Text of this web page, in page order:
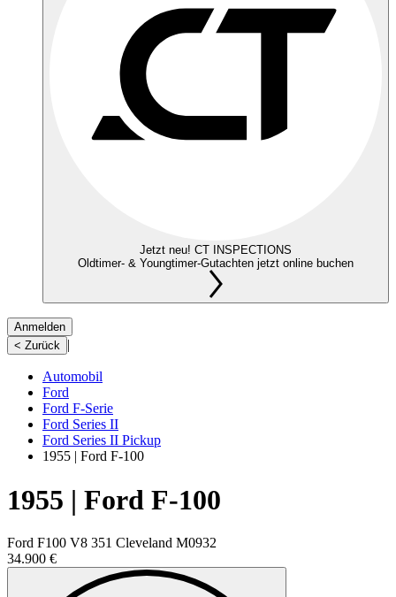
Jetzt neu! CT INSPECTIONS
Oldtimer- & Youngtimer-Gutachten jetzt online buchen
Anmelden
< Zurück |
Automobil
Ford
Ford F-Serie
Ford Series II
Ford Series II Pickup
1955 | Ford F-100
1955 | Ford F-100
Ford F100 V8 351 Cleveland M0932
34.900 €